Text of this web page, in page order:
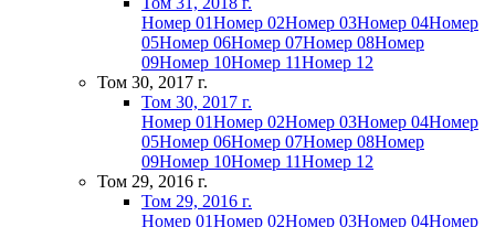
Номер 01Номер 02Номер 03Номер 04Номер
05Номер 06Номер 07Номер 08Номер
09Номер 10Номер 11Номер 12
Том 30, 2017 г.
Том 30, 2017 г.
Номер 01Номер 02Номер 03Номер 04Номер
05Номер 06Номер 07Номер 08Номер
09Номер 10Номер 11Номер 12
Том 29, 2016 г.
Том 29, 2016 г.
Номер 01Номер 02Номер 03Номер 04Номер